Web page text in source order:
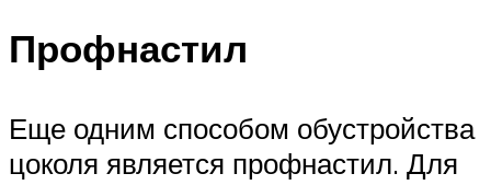
Профнастил
Еще одним способом обустройства
цоколя является профнастил. Для